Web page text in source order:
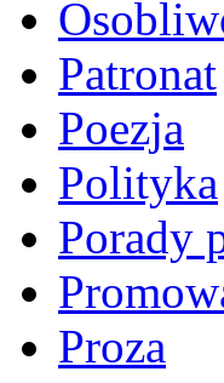
Patronat
Poezja
Polityka
Porady
Proza